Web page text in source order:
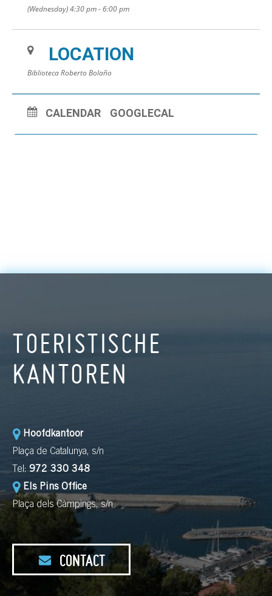
(Wednesday) 4:30 pm - 6:00 pm
LOCATION
Biblioteca Roberto Bolaño
CALENDAR GOOGLECAL
TOERISTISCHE
KANTOREN
Hoofdkantoor
Plaça de Catalunya, s/n
Tel: 972 330 348
Els Pins Office
Plaça dels Càmpings, s/n
CONTACT